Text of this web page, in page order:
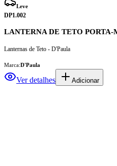
Leve
DP1.002
LANTERNA DE TETO PORTA-
Lanternas de Teto - D'Paula
Marca:D'Paula
Ver detalhes Adicionar